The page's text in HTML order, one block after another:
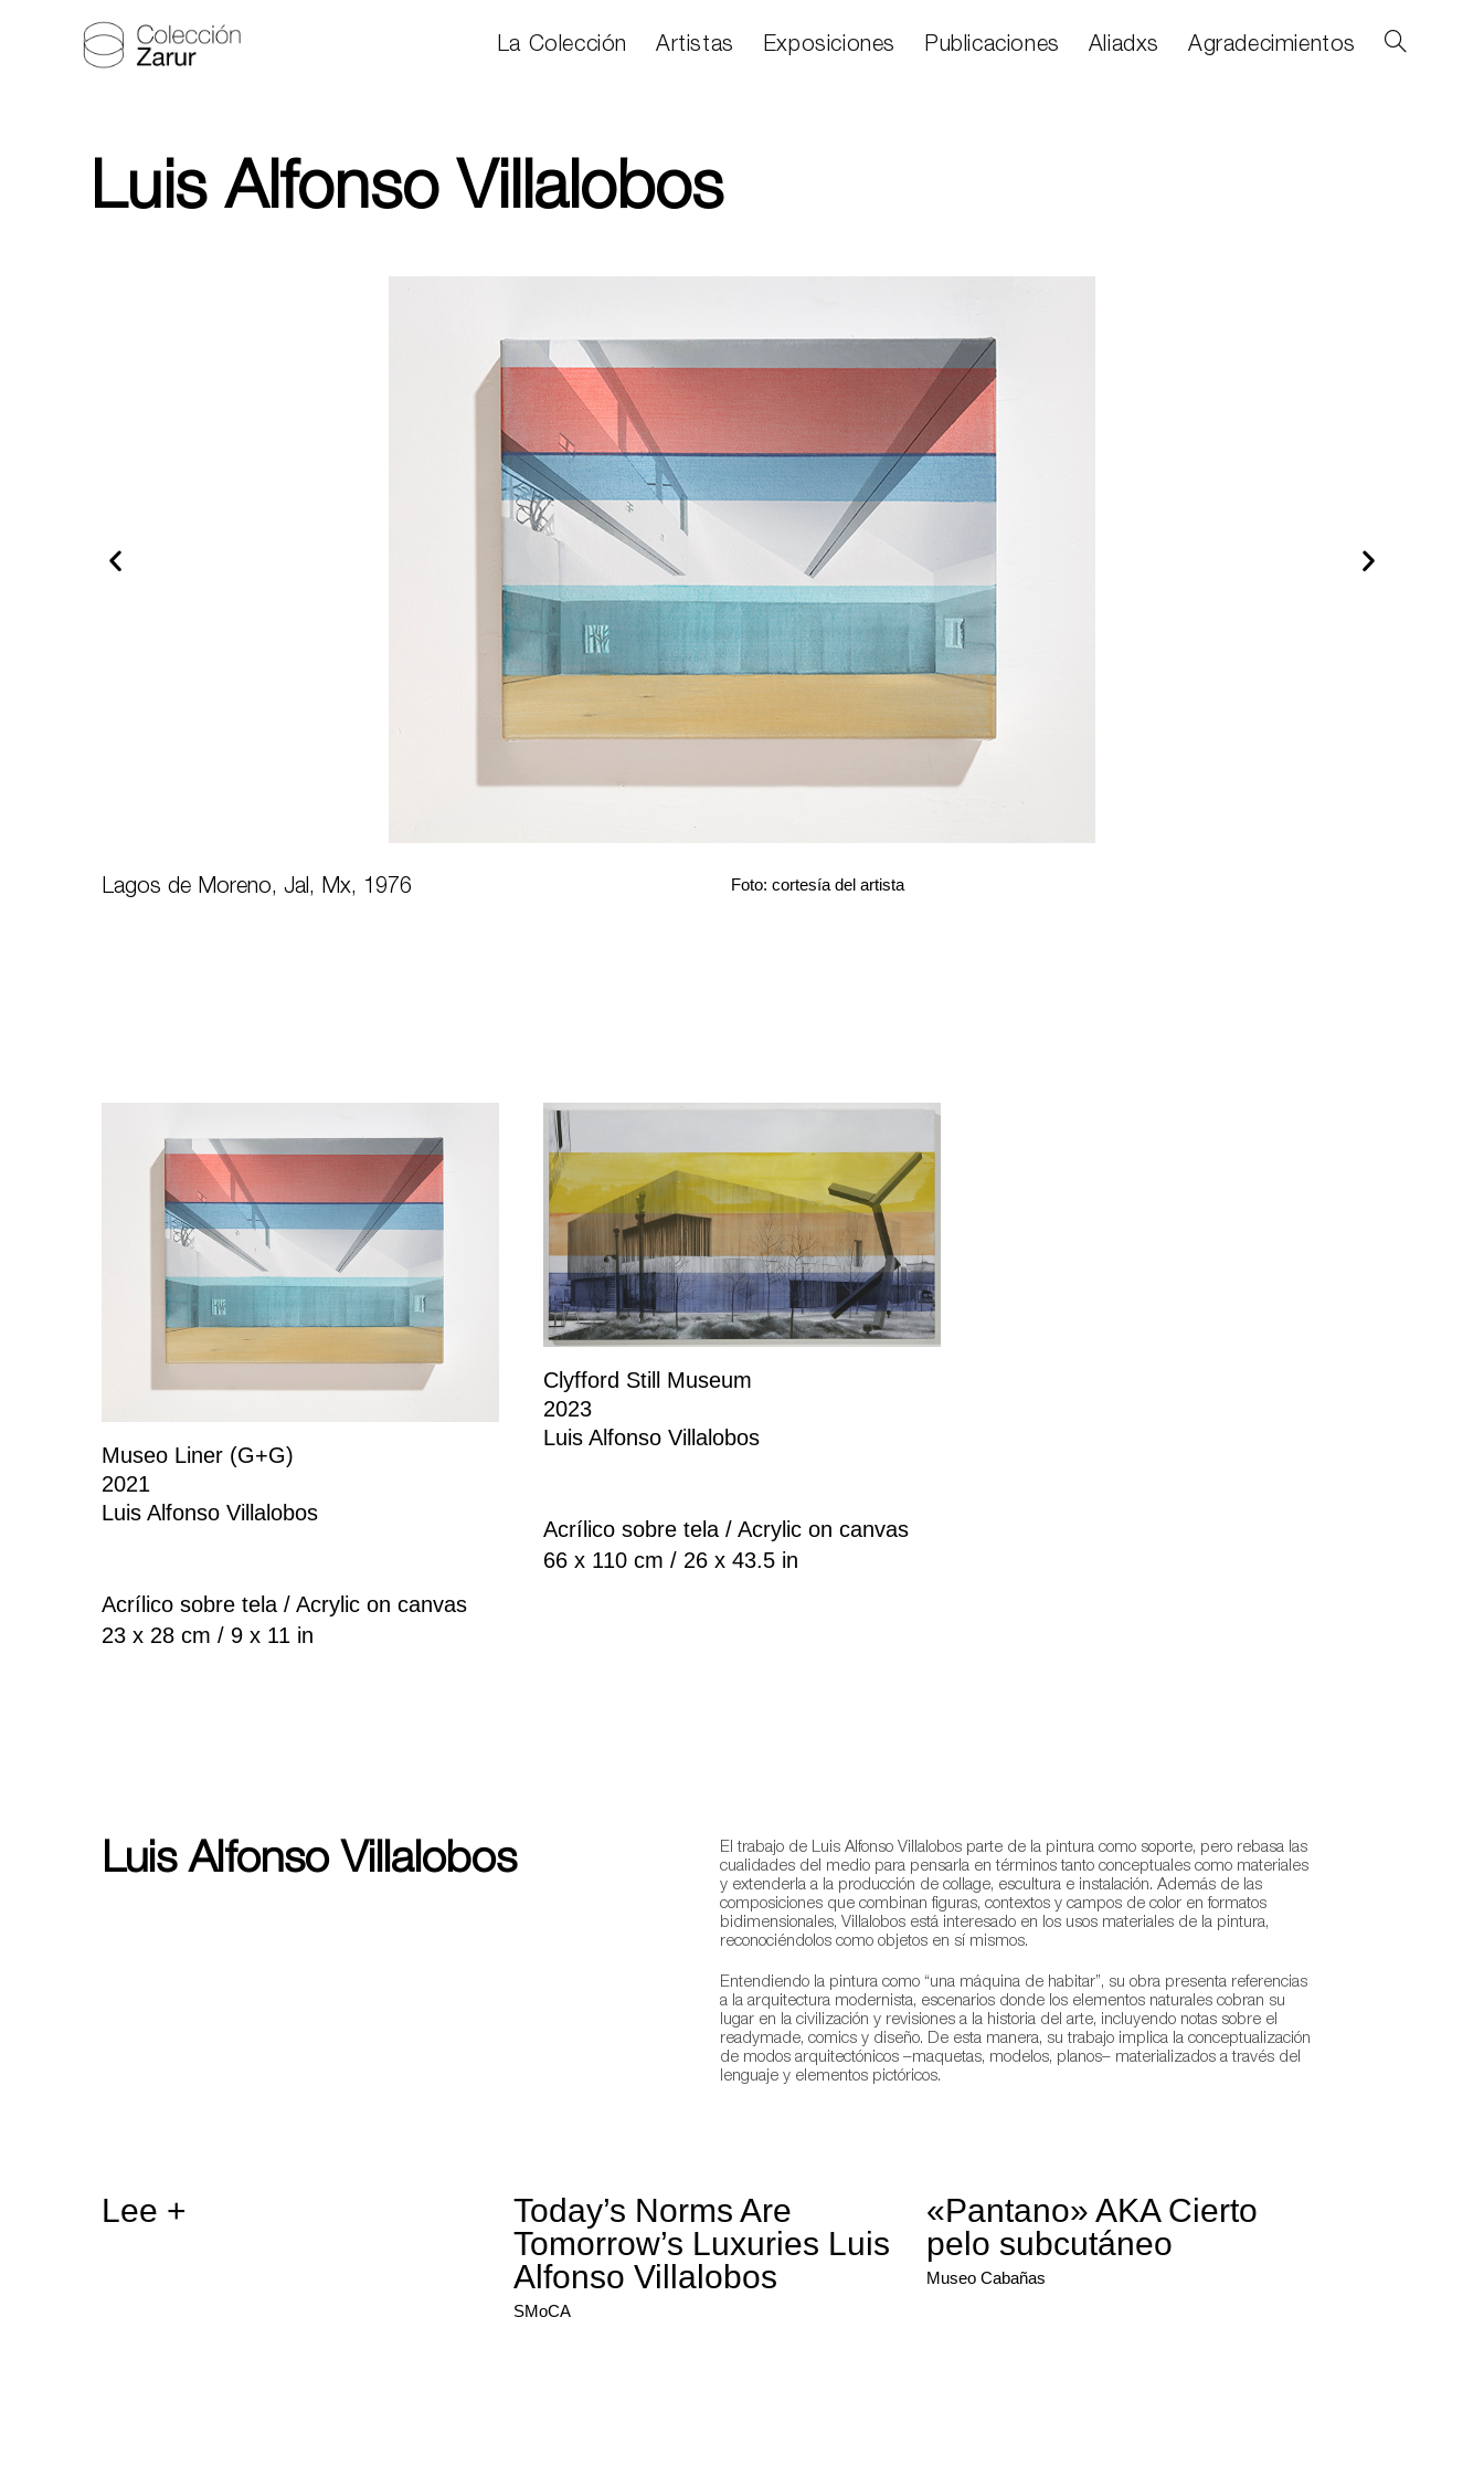
La Colección Artistas Exposiciones Publicaciones Aliadxs Agradecimientos
Luis Alfonso Villalobos
Lagos de Moreno, Jal, Mx, 1976 Foto: cortesía del artista
Museo Liner (G+G)
2021
Luis Alfonso Villalobos
Acrílico sobre tela / Acrylic on canvas
23 x 28 cm / 9 x 11 in
Clyfford Still Museum
2023
Luis Alfonso Villalobos
Acrílico sobre tela / Acrylic on canvas
66 x 110 cm / 26 x 43.5 in
Luis Alfonso Villalobos
El trabajo de Luis Alfonso Villalobos parte de la pintura como soporte, pero rebasa las
cualidades del medio para pensarla en términos tanto conceptuales como materiales
y extenderla a la producción de collage, escultura e instalación. Además de las
composiciones que combinan figuras, contextos y campos de color en formatos
bidimensionales, Villalobos está interesado en los usos materiales de la pintura,
reconociéndolos como objetos en sí mismos.
Entendiendo la pintura como “una máquina de habitar”, su obra presenta referencias
a la arquitectura modernista, escenarios donde los elementos naturales cobran su
lugar en la civilización y revisiones a la historia del arte, incluyendo notas sobre el
readymade, comics y diseño. De esta manera, su trabajo implica la conceptualización
de modos arquitectónicos –maquetas, modelos, planos– materializados a través del
lenguaje y elementos pictóricos.
Lee +
Today’s Norms Are
Tomorrow’s Luxuries Luis
Alfonso Villalobos
SMoCA
«Pantano» AKA Cierto
pelo subcutáneo
Museo Cabañas